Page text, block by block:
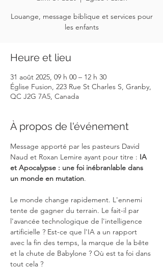
Louange, message biblique et services pour
les enfants
Heure et lieu
31 août 2025, 09 h 00 – 12 h 30
Église Fusion, 223 Rue St Charles S, Granby,
QC J2G 7A5, Canada
À propos de l'événement
Message apporté par les pasteurs David
Naud et Roxan Lemire ayant pour titre : IA
et Apocalypse : une foi inébranlable dans
un monde en mutation.
Le monde change rapidement. L'ennemi
tente de gagner du terrain. Le fait-il par
l'avancée technologique de l'intelligence
artificielle ? Est-ce que l'IA a un rapport
avec la fin des temps, la marque de la bête
et la chute de Babylone ? Où est ta foi dans
tout cela ?